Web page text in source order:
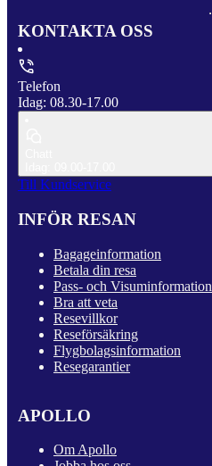
KONTAKTA OSS
Telefon
Idag: 08.30-17.00
Till Kundservice
INFÖR RESAN
Bagageinformation
Betala din resa
Pass- och Visuminformation
Bra att veta
Resevillkor
Reseförsäkring
Flygbolagsinformation
Resegarantier
APOLLO
Om Apollo